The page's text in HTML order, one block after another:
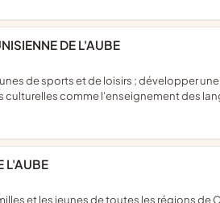
DE L'AUBE
comme l'enseignement des
L'AUBE